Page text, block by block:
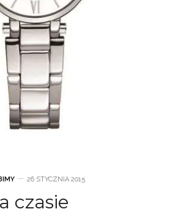
26 STYCZNIA 2015
czasie